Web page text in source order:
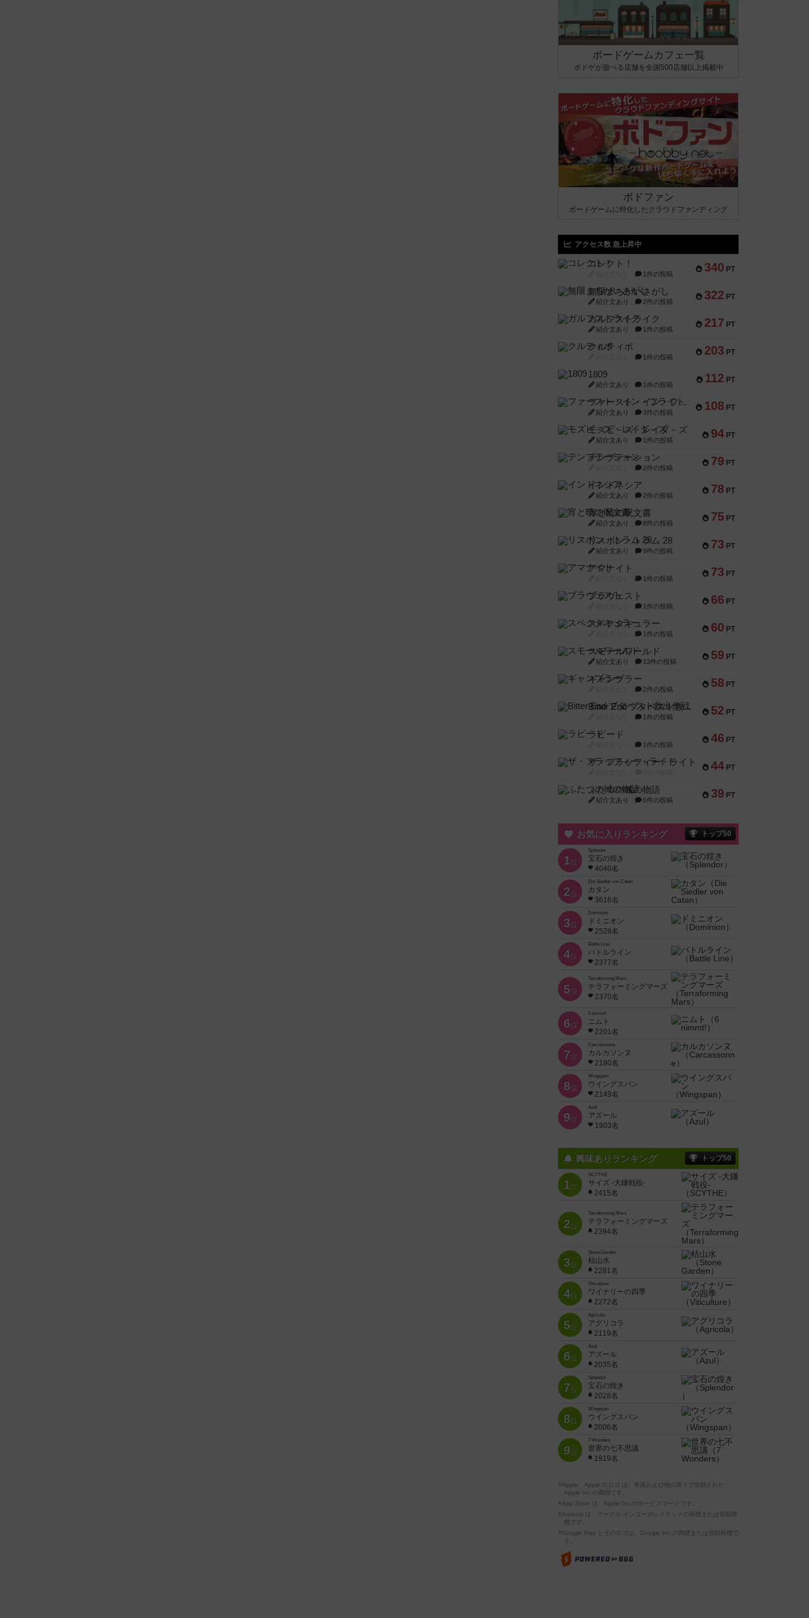
ボードゲームカフェ一覧
ボドゲが遊べる店舗を全国500店舗以上掲載中
ボドファン
ボードゲームに特化したクラウドファンディング
アクセス数 急上昇中
340 PT
コレクト！
1件の投稿
322 PT
無限まちがいさがし
紹介文あり 2件の投稿
217 PT
ガルフストライク
紹介文あり 1件の投稿
203 PT
クルティボ
1件の投稿
112 PT
1809
紹介文あり 1件の投稿
108 PT
ファースト・イン・フライト
紹介文あり 3件の投稿
94 PT
モズビ－ズ・レイダ－ズ
紹介文あり 1件の投稿
79 PT
テンプテーション
2件の投稿
78 PT
インドネシア
紹介文あり 2件の投稿
75 PT
宵と暁の呪文書
紹介文あり 8件の投稿
73 PT
リスボン・トラム 28
紹介文あり 9件の投稿
73 PT
アマナイト
1件の投稿
66 PT
ブラヴェスト
1件の投稿
60 PT
スペクタキュラー
1件の投稿
59 PT
スモールワールド
紹介文あり 13件の投稿
58 PT
ギャンブラー
2件の投稿
52 PT
Bitter End ブタペスト救出作戦
1件の投稿
46 PT
ラピード
1件の投稿
44 PT
ザ・フラッフィー・ライト
39 PT
ふたつの城の物語
紹介文あり 6件の投稿
お気に入りランキング トップ50
1位
Splendor
宝石の煌き
4040名
2位
Die Siedler von Catan
カタン
3616名
3位
Dominion
ドミニオン
2528名
4位
Battle Line
バトルライン
2377名
5位
Terraforming Mars
テラフォーミングマーズ
2370名
6位
6 nimmt!
ニムト
2201名
7位
Carcassonne
カルカソンヌ
2190名
8位
Wingspan
ウイングスパン
2149名
9位
Azul
アズール
1903名
興味ありランキング トップ50
1位
SCYTHE
サイズ -大鎌戦役-
2415名
2位
Terraforming Mars
テラフォーミングマーズ
2394名
3位
Stone Garden
枯山水
2281名
4位
Viticulture
ワイナリーの四季
2272名
5位
Agricola
アグリコラ
2119名
6位
Azul
アズール
2035名
7位
Splendor
宝石の煌き
2028名
8位
Wingspan
ウイングスパン
2006名
9位
7 Wonders
世界の七不思議
1919名
※Apple、Apple のロゴ は、米国および他の国々で登録された
Apple Inc.の商標です。
※App Store は、Apple Inc.のサービスマークです。
※Android は、グーグル インコーポレイテッドの商標または登録商
標です。
※Google Play とそのロゴは、Google Inc.の商標または登録商標で
す。